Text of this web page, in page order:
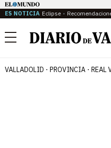
ES NOTICIA Eclipse
Menú
VALLADOLID PROVINCIA REAL